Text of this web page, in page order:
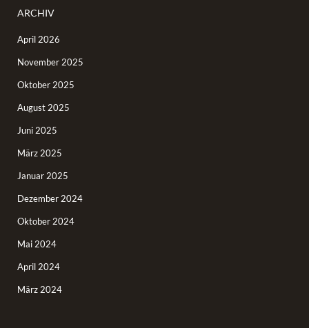
ARCHIV
April 2026
November 2025
Oktober 2025
August 2025
Juni 2025
März 2025
Januar 2025
Dezember 2024
Oktober 2024
Mai 2024
April 2024
März 2024